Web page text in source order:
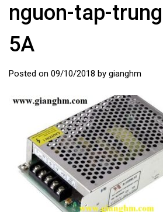
nguon-tap-
5A
Posted on 09/10/2018 by gianghm